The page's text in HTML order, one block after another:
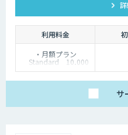
利用料金
・月額プラン
Standard 10,000
円
Premium. 50,000円
・年額プラン
サ